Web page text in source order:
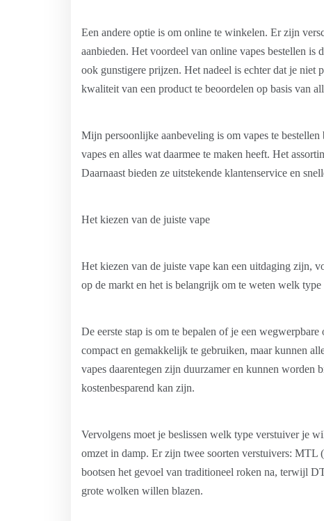
Een andere optie is om online te winkelen. Er zijn
aanbieden. Het voordeel van online vapes bestellen is
ook gunstigere prijzen. Het nadeel is echter dat je
kwaliteit van een product te beoordelen op basis van
Mijn persoonlijke aanbeveling is om vapes te bestellen
vapes en alles wat daarmee te maken heeft. Het
Daarnaast bieden ze uitstekende klantenservice en
Het kiezen van de juiste vape
Het kiezen van de juiste vape kan een uitdaging zijn,
op de markt en het is belangrijk om te weten welk type
De eerste stap is om te bepalen of je een
compact en gemakkelijk te gebruiken, maar kunnen
vapes daarentegen zijn duurzamer en kunnen
kostenbesparend kan zijn.
Vervolgens moet je beslissen welk type verstuiver je
omzet in damp. Er zijn twee soorten verstuivers:
bootsen het gevoel van traditioneel roken na, terwijl
grote wolken willen blazen.